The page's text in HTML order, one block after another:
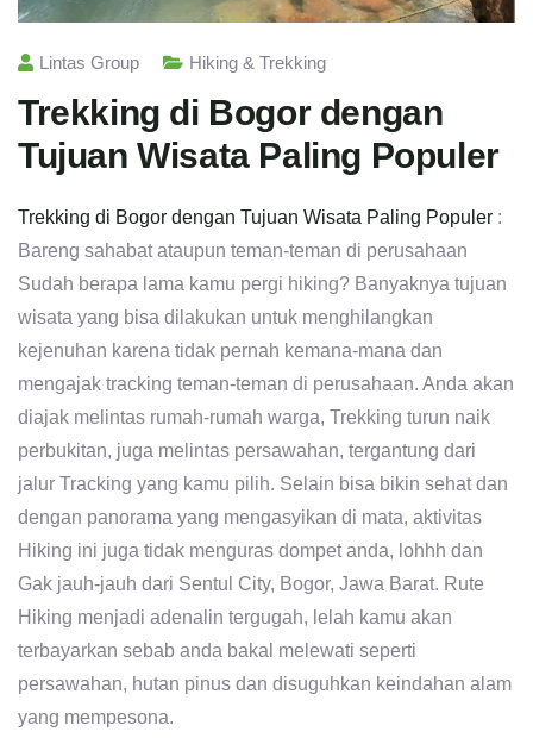
Lintas Group Hiking & Trekking
Trekking di Bogor dengan
Tujuan Wisata Paling Populer
Trekking di Bogor dengan Tujuan Wisata Paling Populer :
Bareng sahabat ataupun teman-teman di perusahaan
Sudah berapa lama kamu pergi hiking? Banyaknya tujuan
wisata yang bisa dilakukan untuk menghilangkan
kejenuhan karena tidak pernah kemana-mana dan
mengajak tracking teman-teman di perusahaan. Anda akan
diajak melintas rumah-rumah warga, Trekking turun naik
perbukitan, juga melintas persawahan, tergantung dari
jalur Tracking yang kamu pilih. Selain bisa bikin sehat dan
dengan panorama yang mengasyikan di mata, aktivitas
Hiking ini juga tidak menguras dompet anda, lohhh dan
Gak jauh-jauh dari Sentul City, Bogor, Jawa Barat. Rute
Hiking menjadi adenalin tergugah, lelah kamu akan
terbayarkan sebab anda bakal melewati seperti
persawahan, hutan pinus dan disuguhkan keindahan alam
yang mempesona.